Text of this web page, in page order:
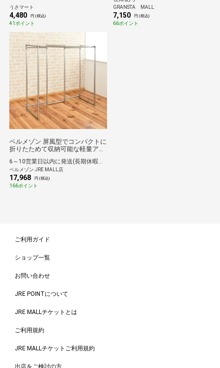
うさマート
4,480 円 (税込)
41ポイント
GRANSTA MALL
7,150 円 (税込)
66ポイント
ベルメゾン 屏風型でコンパクトに
折りたためて収納可能な軽量アル
ミ製室内物干し シャンパンゴール
ド 5連・竿付き
6～10営業日以内に発送(長期休暇除く)
ベルメゾン JRE MALL店
17,968 円 (税込)
166ポイント
ご利用ガイド
ショップ一覧
お問い合わせ
JRE POINTについて
JRE MALLチケットとは
ご利用規約
JRE MALLチケットご利用規約
出店をご検討の方